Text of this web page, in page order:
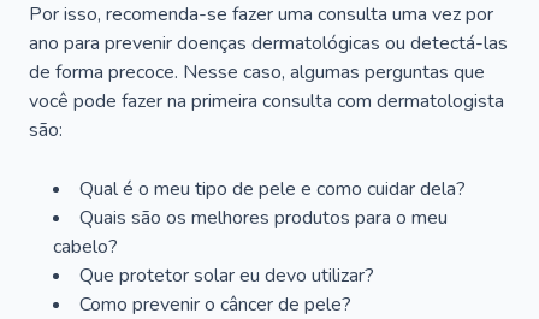
Por isso, recomenda-se fazer uma consulta uma vez por
ano para prevenir doenças dermatológicas ou detectá-las
de forma precoce. Nesse caso, algumas perguntas que
você pode fazer na primeira consulta com dermatologista
são:
Qual é o meu tipo de pele e como cuidar dela?
Quais são os melhores produtos para o meu
cabelo?
Que protetor solar eu devo utilizar?
Como prevenir o câncer de pele?